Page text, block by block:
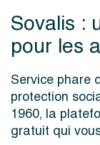
Sovalis :
pour les
Service phare
protection
1960, la
gratuit qui